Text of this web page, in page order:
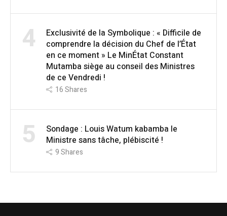
4
Exclusivité de la Symbolique : « Difficile de
comprendre la décision du Chef de l’État
en ce moment » Le MinÉtat Constant
Mutamba siège au conseil des Ministres
de ce Vendredi !
16Shares
5
Sondage : Louis Watum kabamba le
Ministre sans tâche, plébiscité !
9Shares